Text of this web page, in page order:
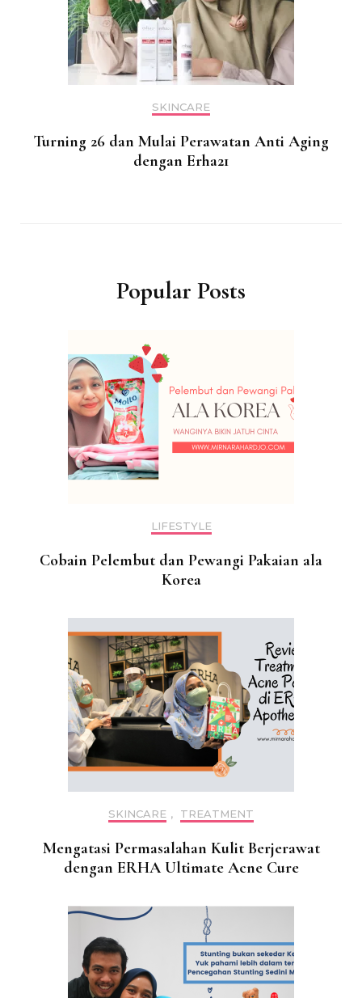
SKINCARE
Turning 26 dan Mulai Perawatan Anti Aging
dengan Erha21
Popular Posts
LIFESTYLE
Cobain Pelembut dan Pewangi Pakaian ala
Korea
SKINCARE , TREATMENT
Mengatasi Permasalahan Kulit Berjerawat
dengan ERHA Ultimate Acne Cure